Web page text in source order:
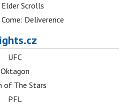
Scrolls
Deliverence
UFC
Oktagon
of The Stars
PFL